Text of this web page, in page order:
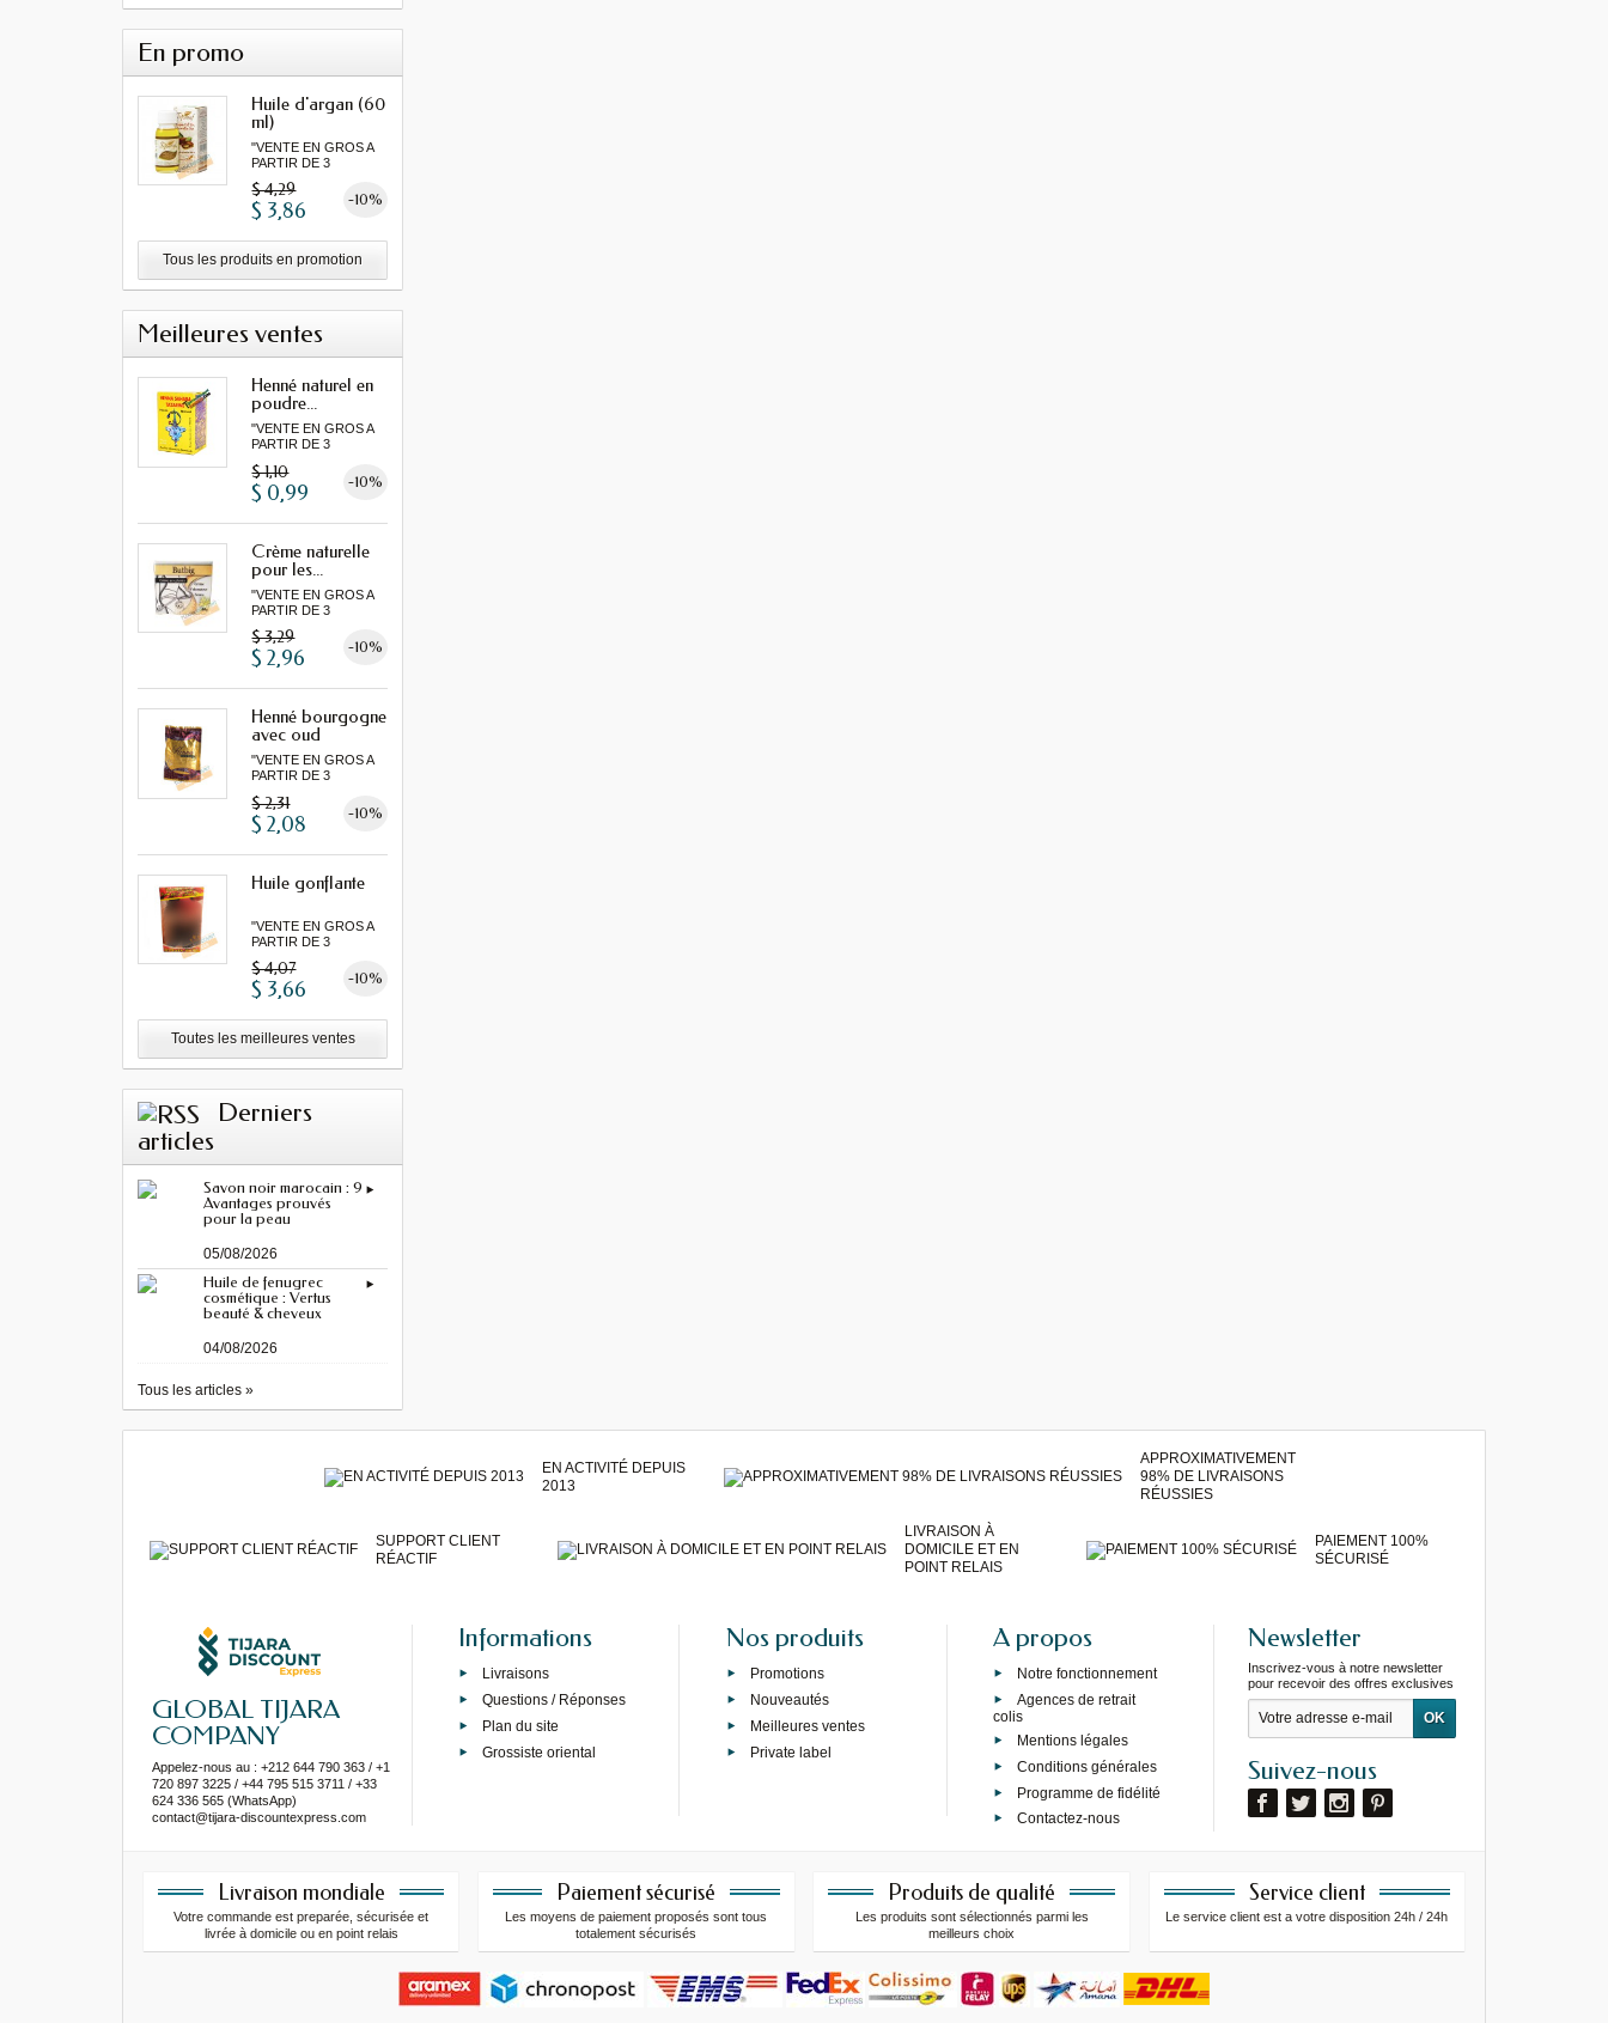
En promo
Huile d'argan (60
ml)
"VENTE EN GROS A
PARTIR DE 3
$ 4,29 -10%
$ 3,86
Tous les produits en promotion
Meilleures ventes
Henné naturel en
poudre...
"VENTE EN GROS A
PARTIR DE 3
$ 1,10 -10%
$ 0,99
Crème naturelle
pour les...
"VENTE EN GROS A
PARTIR DE 3
$ 3,29 -10%
$ 2,96
Henné bourgogne
avec oud
"VENTE EN GROS A
PARTIR DE 3
$ 2,31 -10%
$ 2,08
Huile gonflante
"VENTE EN GROS A
PARTIR DE 3
$ 4,07 -10%
$ 3,66
Toutes les meilleures ventes
Derniers
articles
Savon noir marocain : 9
Avantages prouvés
pour la peau
05/08/2026
Huile de fenugrec
cosmétique : Vertus
beauté & cheveux
04/08/2026
Tous les articles »
EN ACTIVITÉ DEPUIS
2013
APPROXIMATIVEMENT
98% DE LIVRAISONS
RÉUSSIES
SUPPORT CLIENT
RÉACTIF
LIVRAISON À
DOMICILE ET EN
POINT RELAIS
PAIEMENT 100%
SÉCURISÉ
GLOBAL TIJARA
COMPANY
Appelez-nous au : +212 644 790 363 / +1
720 897 3225 / +44 795 515 3711 / +33
624 336 565 (WhatsApp)
contact@tijara-discountexpress.com
Informations
Livraisons
Questions / Réponses
Plan du site
Grossiste oriental
Nos produits
Promotions
Nouveautés
Meilleures ventes
Private label
A propos
Notre fonctionnement
Agences de retrait
colis
Mentions légales
Conditions générales
Programme de fidélité
Contactez-nous
Newsletter
Inscrivez-vous à notre newsletter
pour recevoir des offres exclusives
Suivez-nous
Livraison mondiale
Votre commande est preparée, sécurisée et
livrée à domicile ou en point relais
Paiement sécurisé
Les moyens de paiement proposés sont tous
totalement sécurisés
Produits de qualité
Les produits sont sélectionnés parmi les
meilleurs choix
Service client
Le service client est a votre disposition 24h / 24h